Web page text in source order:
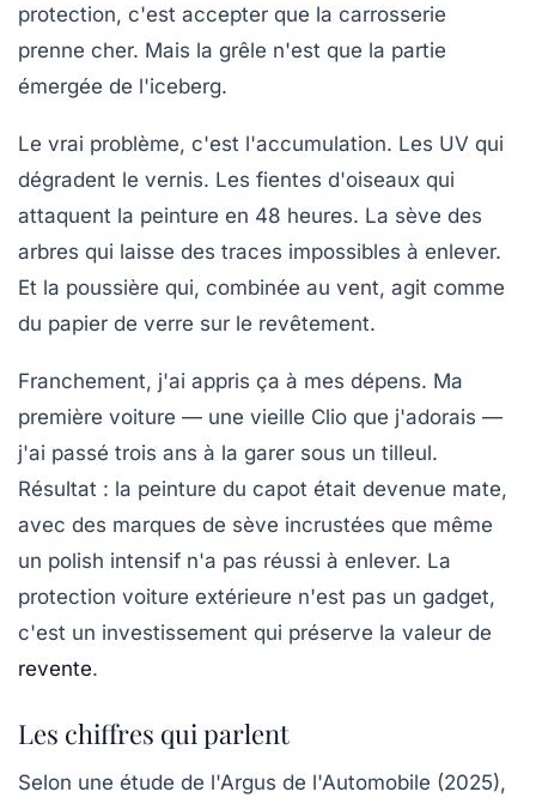
protection, c'est accepter que la carrosserie
prenne cher. Mais la grêle n'est que la partie
émergée de l'iceberg.
Le vrai problème, c'est l'accumulation. Les UV qui
dégradent le vernis. Les fientes d'oiseaux qui
attaquent la peinture en 48 heures. La sève des
arbres qui laisse des traces impossibles à enlever.
Et la poussière qui, combinée au vent, agit comme
du papier de verre sur le revêtement.
Franchement, j'ai appris ça à mes dépens. Ma
première voiture — une vieille Clio que j'adorais —
j'ai passé trois ans à la garer sous un tilleul.
Résultat : la peinture du capot était devenue mate,
avec des marques de sève incrustées que même
un polish intensif n'a pas réussi à enlever. La
protection voiture extérieure n'est pas un gadget,
c'est un investissement qui préserve la valeur de
revente.
Les chiffres qui parlent
Selon une étude de l'Argus de l'Automobile (2025),